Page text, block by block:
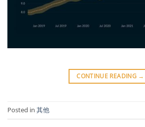
CONTINUE READING →
Posted in 其他